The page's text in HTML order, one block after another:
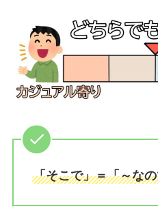
「そこで」＝「～な